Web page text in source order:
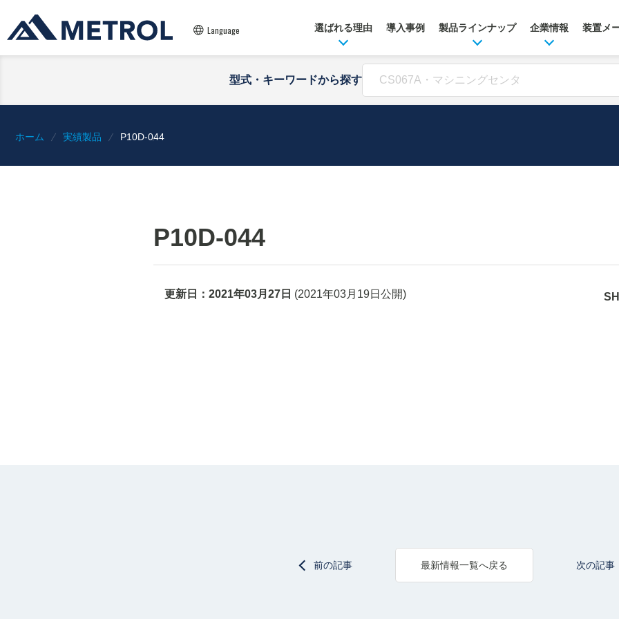
Language 選ばれる理由 導入事例 製品ラインナップ 企業情報 装置メ
型式・キーワードから探す
ホーム 実績製品 P10D-044
P10D-044
更新日： 2021年03月27日 (2021年03月19日 公開)
前の記事 最新情報一覧へ戻る 次の記事